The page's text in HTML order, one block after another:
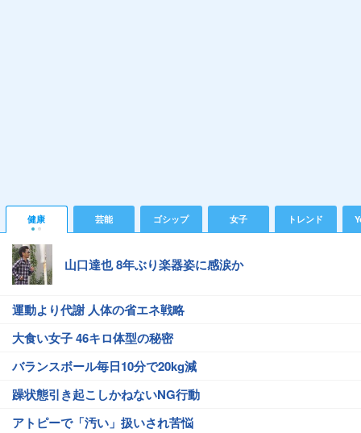
健康 芸能 ゴシップ 女子 トレンド
山口達也 8年ぶり楽器姿に感涙か
運動より代謝 人体の省エネ戦略
大食い女子 46キロ体型の秘密
バランスボール毎日10分で20kg減
躁状態引き起こしかねないNG行動
アトピーで「汚い」扱いされ苦悩